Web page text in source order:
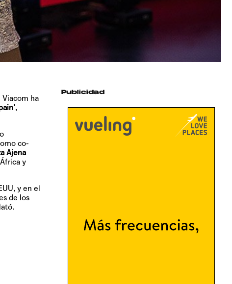
ha
,
co-
Ajena
y
y en el
de los
Publicidad